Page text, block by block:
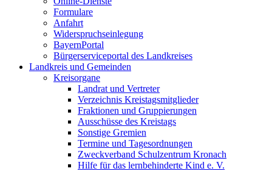
Formulare
Anfahrt
Widerspruchseinlegung
BayernPortal
Bürgerserviceportal des Landkreises
Landkreis und Gemeinden
Kreisorgane
Landrat und Vertreter
Verzeichnis Kreistagsmitglieder
Fraktionen und Gruppierungen
Ausschüsse des Kreistags
Sonstige Gremien
Termine und Tagesordnungen
Zweckverband Schulzentrum Kronach
Hilfe für das lernbehinderte Kind e. V.